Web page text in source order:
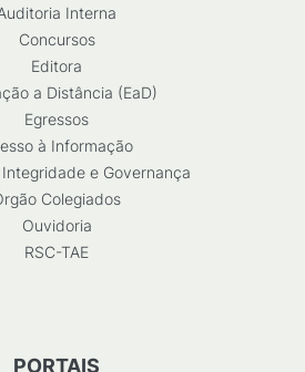
Interna
Concursos
Editora
a Distância (EaD)
Egressos
à Informação
e Governança
Colegiados
Ouvidoria
RSC-TAE
PORTAIS